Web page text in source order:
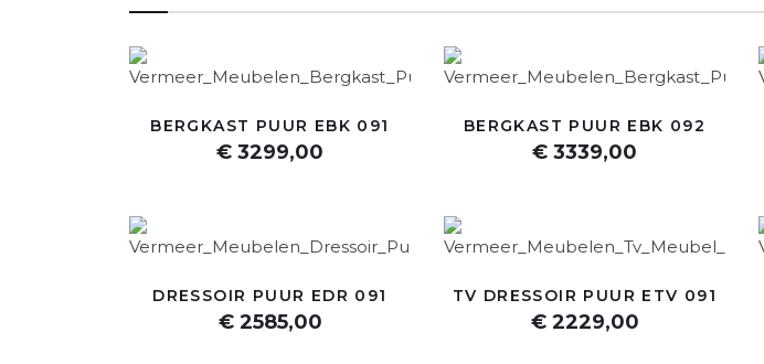
BERGKAST PUUR EBK 091
€ 3299,00
BERGKAST PUUR EBK 092
€ 3339,00
DRESSOIR PUUR EDR 091
€ 2585,00
TV DRESSOIR PUUR ETV 091
€ 2229,00